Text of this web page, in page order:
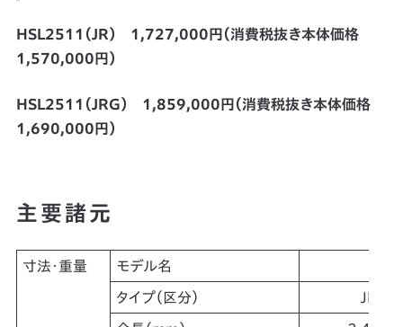
HSL2511（JR） 1,727,000円（消費税抜き本体価格
1,570,000円）
HSL2511（JRG） 1,859,000円（消費税抜き本体価格
1,690,000円）
主要諸元
寸法・重量 モデル名
タイプ（区分） JR